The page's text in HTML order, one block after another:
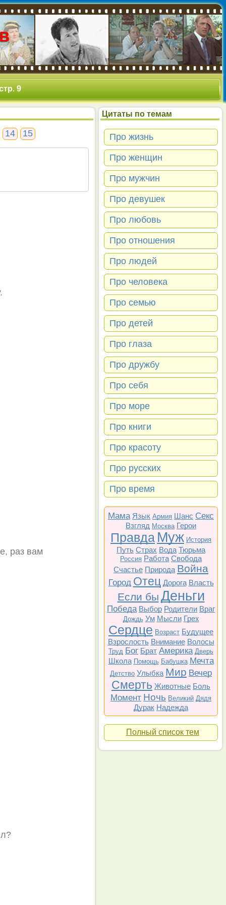
9
Цитаты по темам
Про жизнь
Про женщин
Про мужчин
Про девушек
Про любовь
Про отношения
Про людей
Про человека
Про семью
Про детей
Про глаза
Про дружбу
Про себя
Про море
Про книги
Про красоту
Про русских
Про время
Мама Язык Армия Шанс Секс
Взгляд Москва Герои
Правда Муж История
Путь Страх Вода Тюрьма
Россия Работа Свобода
Счастье Природа Война
Город Отец Дорога Власть
Если бы Деньги
Победа Выбор Родители Враг
Дождь Ум Мысли Грех
Сердце Возраст Будущее
Взрослость Внимание Волосы
Труд Бог Брат Америка Дверь
Школа Помощь Бабушка Мечта
Детство Улыбка Мир Вечер
Смерть Животные Боль
Момент Ночь Великий Дядя
Дурак Надежда
Полный список тем
14 15
раз вам